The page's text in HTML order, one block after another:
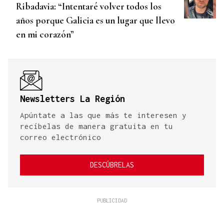
Ribadavia: “Intentaré volver todos los
años porque Galicia es un lugar que llevo
en mi corazón”
Newsletters La Región
Apúntate a las que más te interesen y
recíbelas de manera gratuita en tu
correo electrónico
DESCÚBRELAS